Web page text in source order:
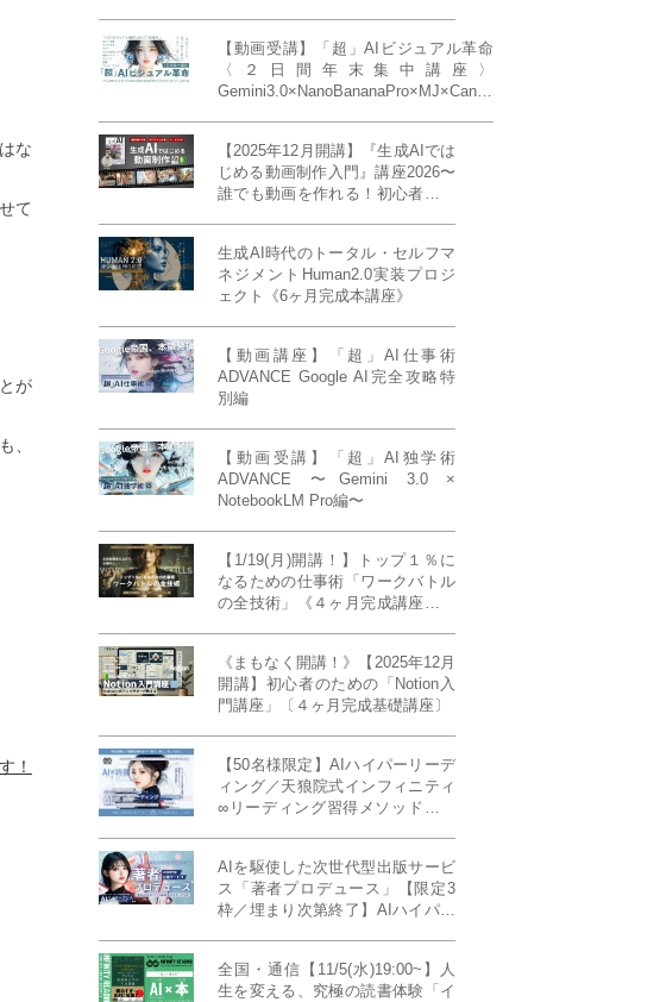
な
て
が
、
！
【動画受講】「超」AIビジュアル革命
〈２日間年末集中講座〉
Gemini3.0×NanoBananaPro×MJ×Canva
【2025年12月開講】『生成AIでは
じめる動画制作入門』講座2026〜
誰でも動画を作れる！初心者から
生成AI時代のトータル・セルフマ
ネジメントHuman2.0実装プロジ
ェクト《6ヶ月完成本講座》
【動画講座】「超」AI仕事術
ADVANCE Google AI完全攻略特
別編
【動画受講】「超」AI独学術
ADVANCE 〜Gemini 3.0 ×
NotebookLM Pro編〜
【1/19(月)開講！】トップ１％に
なるための仕事術「ワークバトル
の全技術」《４ヶ月完成講座》ー
《まもなく開講！》【2025年12月
開講】初心者のための「Notion入
門講座」〔４ヶ月完成基礎講座〕
【50名様限定】AIハイパーリーデ
ィング／天狼院式インフィニティ
∞リーディング習得メソッド《４
AIを駆使した次世代型出版サービ
ス「著者プロデュース」【限定3
枠／埋まり次第終了】AIハイパー
全国・通信【11/5(水)19:00~】人
生を変える、究極の読書体験「イ